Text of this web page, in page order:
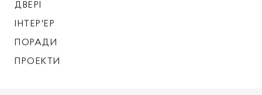
ДВЕРІ
ІНТЕР'ЕР
ПОРАДИ
ПРОЕКТИ